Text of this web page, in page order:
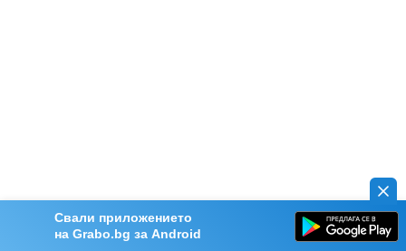
Свали приложението
на Grabo.bg за Android